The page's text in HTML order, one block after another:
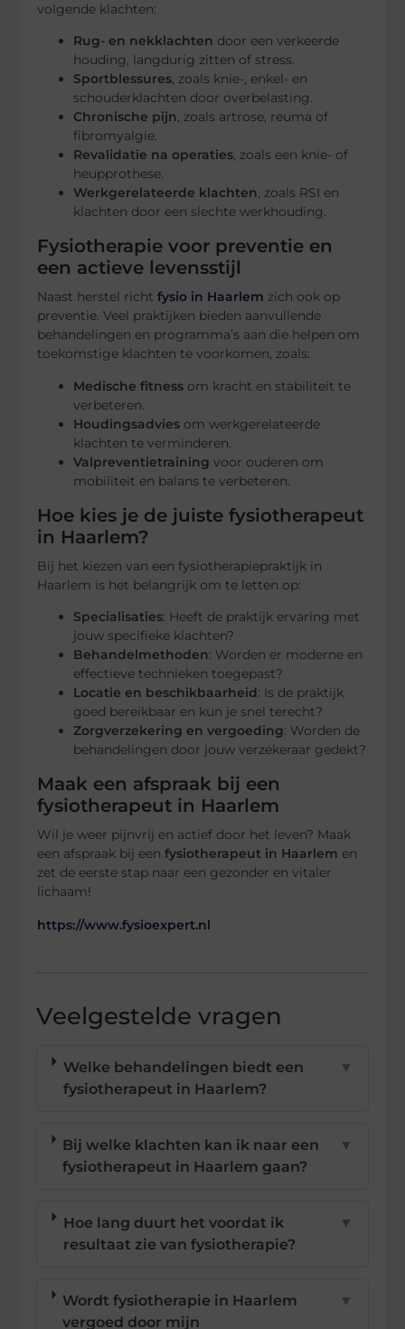
volgende klachten:
Rug- en nekklachten door een verkeerde
houding, langdurig zitten of stress.
Sportblessures, zoals knie-, enkel- en
schouderklachten door overbelasting.
Chronische pijn, zoals artrose, reuma of
fibromyalgie.
Revalidatie na operaties, zoals een knie- of
heupprothese.
Werkgerelateerde klachten, zoals RSI en
klachten door een slechte werkhouding.
Fysiotherapie voor preventie en
een actieve levensstijl
Naast herstel richtfysio in Haarlem zich ook op
preventie. Veel praktijken bieden aanvullende
behandelingen en programma’s aan die helpen om
toekomstige klachten te voorkomen, zoals:
Medische fitness om kracht en stabiliteit te
verbeteren.
Houdingsadvies om werkgerelateerde
klachten te verminderen.
Valpreventietraining voor ouderen om
mobiliteit en balans te verbeteren.
Hoe kies je de juiste fysiotherapeut
in Haarlem?
Bij het kiezen van een fysiotherapiepraktijk in
Haarlem is het belangrijk om te letten op:
Specialisaties: Heeft de praktijk ervaring met
jouw specifieke klachten?
Behandelmethoden: Worden er moderne en
effectieve technieken toegepast?
Locatie en beschikbaarheid: Is de praktijk
goed bereikbaar en kun je snel terecht?
Zorgverzekering en vergoeding: Worden de
behandelingen door jouw verzekeraar gedekt?
Maak een afspraak bij een
fysiotherapeut in Haarlem
Wil je weer pijnvrij en actief door het leven? Maak
een afspraak bij eenfysiotherapeut in Haarlem en
zet de eerste stap naar een gezonder en vitaler
lichaam!
https://www.fysioexpert.nl
Veelgestelde vragen
Welke behandelingen biedt een
fysiotherapeut in Haarlem?
▼
Bij welke klachten kan ik naar een
fysiotherapeut in Haarlem gaan?
▼
Hoe lang duurt het voordat ik
resultaat zie van fysiotherapie?
▼
Wordt fysiotherapie in Haarlem
vergoed door mijn
▼